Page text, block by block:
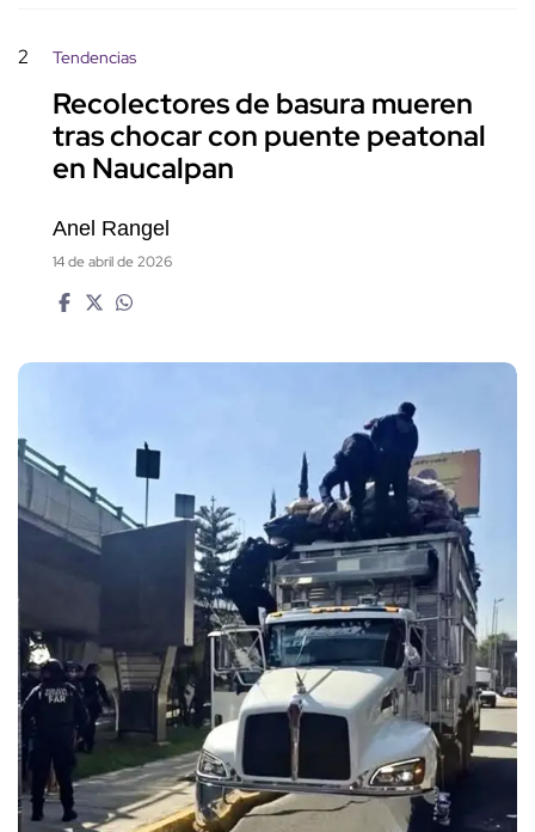
2 Tendencias
Recolectores de basura mueren
tras chocar con puente peatonal
en Naucalpan
Anel Rangel
14 de abril de 2026